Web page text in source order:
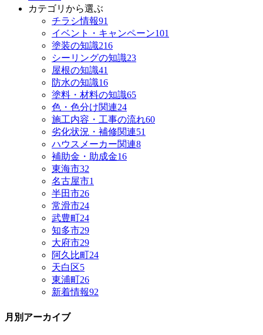
カテゴリから選ぶ
チラシ情報91
イベント・キャンペーン101
塗装の知識216
シーリングの知識23
屋根の知識41
防水の知識16
塗料・材料の知識65
色・色分け関連24
施工内容・工事の流れ60
劣化状況・補修関連51
ハウスメーカー関連8
補助金・助成金16
東海市32
名古屋市1
半田市26
常滑市24
武豊町24
知多市29
大府市29
阿久比町24
天白区5
東浦町26
新着情報92
月別アーカイブ